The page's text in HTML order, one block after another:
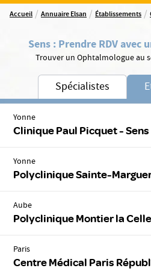
Accueil / Annuaire Elsan / Établissements /
Sens: Prendre RDV avec
Trouver un Ophtalmologue au
Spécialistes
Yonne
Clinique Paul Picquet - Sens
Yonne
Polyclinique Sainte-
Aube
Polyclinique Montier la
Paris
Centre Médical Paris